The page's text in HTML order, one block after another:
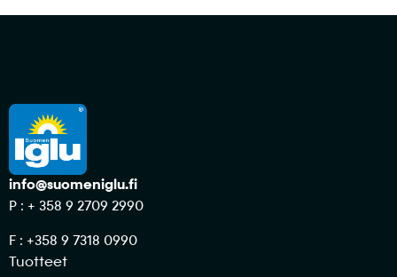
info@suomeniglu.fi
P : + 358 9 2709 2990
F : +358 9 7318 0990
Tuotteet